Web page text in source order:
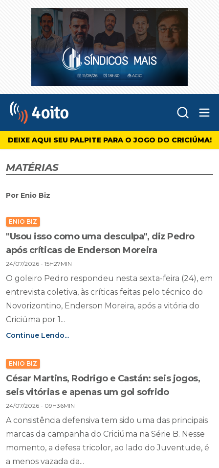
4oito
DEIXE AQUI SEU PALPITE PARA O JOGO DO CRICIÚMA!
MATÉRIAS
Por Enio Biz
ENIO BIZ
"Usou isso como uma desculpa", diz Pedro
após críticas de Enderson Moreira
24/07/2026 - 15H27MIN
O goleiro Pedro respondeu nesta sexta-feira (24), em
entrevista coletiva, às críticas feitas pelo técnico do
Novorizontino, Enderson Moreira, após a vitória do
Criciúma por 1...
Continue Lendo...
ENIO BIZ
César Martins, Rodrigo e Castán: seis jogos,
seis vitórias e apenas um gol sofrido
24/07/2026 - 09H36MIN
A consistência defensiva tem sido uma das principais
marcas da campanha do Criciúma na Série B. Nesse
momento, a defesa tricolor, ao lado do Juventude, é
a menos vazada da...